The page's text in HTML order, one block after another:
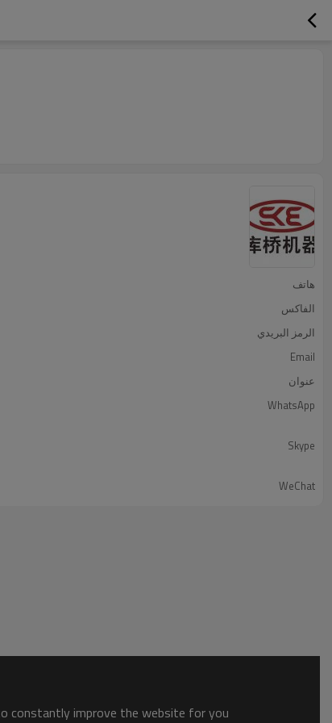
هاتف
الفاكس
الرمز البريدي
Email
عنوان
WhatsApp
Skype
WeChat
constantly improve the website for you.